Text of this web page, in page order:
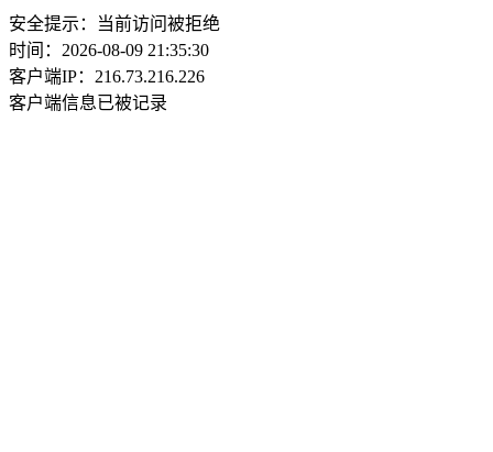
安全提示：当前访问被拒绝
时间：2026-08-09 21:35:30
客户端IP：216.73.216.226
客户端信息已被记录